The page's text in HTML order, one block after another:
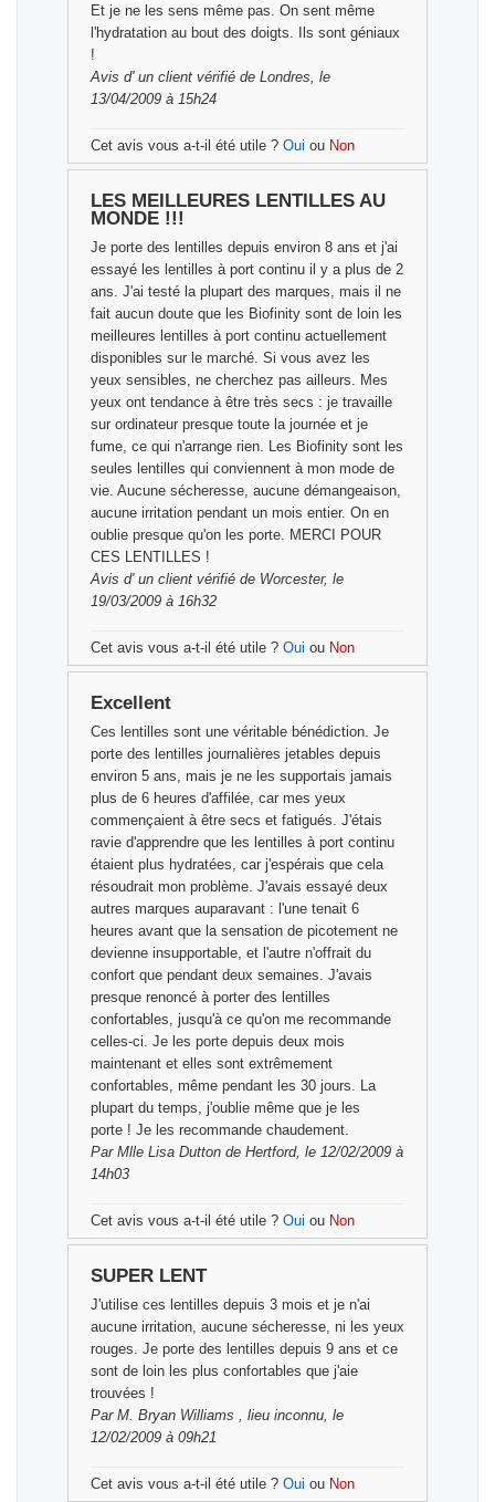
Et je ne les sens même pas. On sent même
l'hydratation au bout des doigts. Ils sont géniaux
!
Avis d' un client vérifié de Londres, le
13/04/2009 à 15h24
Cet avis vous a-t-il été utile ? Oui ou Non
LES MEILLEURES LENTILLES AU
MONDE !!!
Je porte des lentilles depuis environ 8 ans et j'ai
essayé les lentilles à port continu il y a plus de 2
ans. J'ai testé la plupart des marques, mais il ne
fait aucun doute que les Biofinity sont de loin les
meilleures lentilles à port continu actuellement
disponibles sur le marché. Si vous avez les
yeux sensibles, ne cherchez pas ailleurs. Mes
yeux ont tendance à être très secs : je travaille
sur ordinateur presque toute la journée et je
fume, ce qui n'arrange rien. Les Biofinity sont les
seules lentilles qui conviennent à mon mode de
vie. Aucune sécheresse, aucune démangeaison,
aucune irritation pendant un mois entier. On en
oublie presque qu'on les porte. MERCI POUR
CES LENTILLES !
Avis d' un client vérifié de Worcester, le
19/03/2009 à 16h32
Cet avis vous a-t-il été utile ? Oui ou Non
Excellent
Ces lentilles sont une véritable bénédiction. Je
porte des lentilles journalières jetables depuis
environ 5 ans, mais je ne les supportais jamais
plus de 6 heures d'affilée, car mes yeux
commençaient à être secs et fatigués. J'étais
ravie d'apprendre que les lentilles à port continu
étaient plus hydratées, car j'espérais que cela
résoudrait mon problème. J'avais essayé deux
autres marques auparavant : l'une tenait 6
heures avant que la sensation de picotement ne
devienne insupportable, et l'autre n'offrait du
confort que pendant deux semaines. J'avais
presque renoncé à porter des lentilles
confortables, jusqu'à ce qu'on me recommande
celles-ci. Je les porte depuis deux mois
maintenant et elles sont extrêmement
confortables, même pendant les 30 jours. La
plupart du temps, j'oublie même que je les
porte ! Je les recommande chaudement.
Par Mlle Lisa Dutton de Hertford, le 12/02/2009 à
14h03
Cet avis vous a-t-il été utile ? Oui ou Non
SUPER LENT
J'utilise ces lentilles depuis 3 mois et je n'ai
aucune irritation, aucune sécheresse, ni les yeux
rouges. Je porte des lentilles depuis 9 ans et ce
sont de loin les plus confortables que j'aie
trouvées !
Par M. Bryan Williams , lieu inconnu, le
12/02/2009 à 09h21
Cet avis vous a-t-il été utile ? Oui ou Non